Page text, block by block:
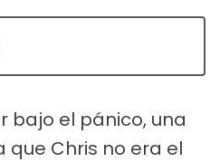
bajo el pánico, una
Chris no era el